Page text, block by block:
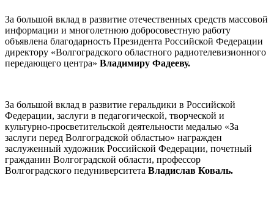
За большой вклад в развитие отечественных средств массовой
информации и многолетнюю добросовестную работу
объявлена благодарность Президента Российской Федерации
директору «Волгоградского областного радиотелевизионного
передающего центра» Владимиру Фадееву.
За большой вклад в развитие геральдики в Российской
Федерации, заслуги в педагогической, творческой и
культурно-просветительской деятельности медалью «За
заслуги перед Волгоградской областью» награжден
заслуженный художник Российской Федерации, почетный
гражданин Волгоградской области, профессор
Волгоградского педуниверситета Владислав Коваль.